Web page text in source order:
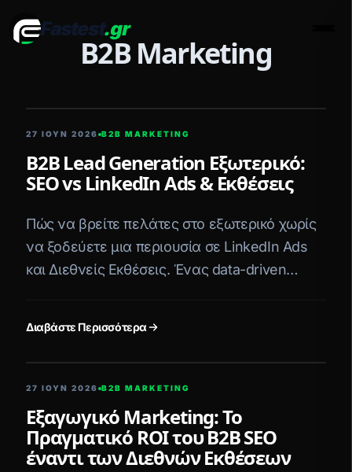
Fastest.gr
B2B Marketing
27 ΙΟΥΝ 2026 B2B MARKETING
B2B Lead Generation Εξωτερικό:
SEO vs LinkedIn Ads & Εκθέσεις
Πώς να βρείτε πελάτες στο εξωτερικό χωρίς
να ξοδεύετε μια περιουσία σε LinkedIn Ads
και Διεθνείς Εκθέσεις. Ένας data-driven
Διαβάστε Περισσότερα
27 ΙΟΥΝ 2026 B2B MARKETING
Εξαγωγικό Marketing: Το
Πραγματικό ROI του B2B SEO
έναντι των Διεθνών Εκθέσεων